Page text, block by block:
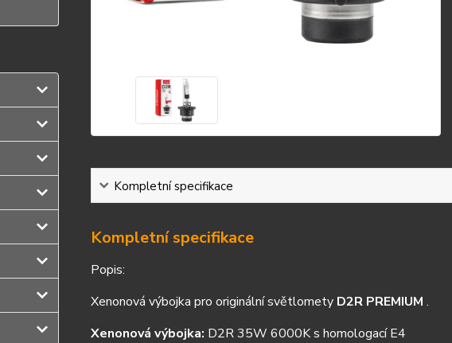
Kompletní specifikace
Kompletní specifikace
Popis:
Xenonová výbojka pro originální světlomety D2R PREMIUM .
Xenonová výbojka: D2R 35W 6000K s homologací E4